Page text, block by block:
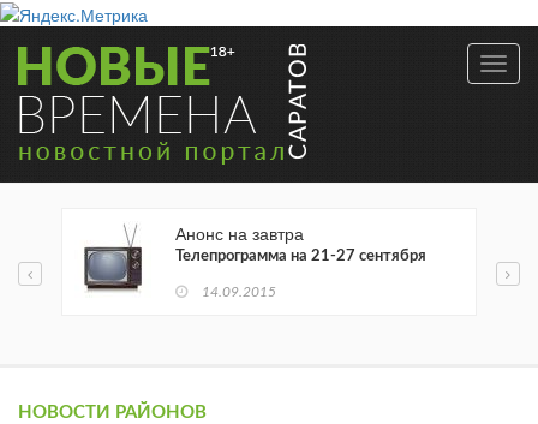
Анонс на завтра
Телепрограмма на 21-27 сентября
14.09.2015
НОВОСТИ РАЙОНОВ